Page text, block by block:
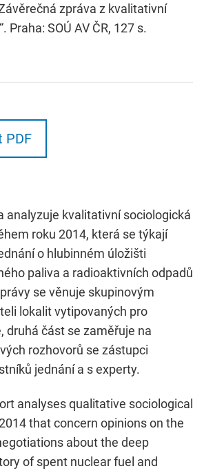
zpráva z kvalitativní
Praha: SOÚ AV ČR, 127 s.
PDF
analyzuje kvalitativní sociologická
roku 2014, která se týkají
o hlubinném úložišti
paliva a radioaktivních odpadů
se věnuje skupinovým
lokalit vytipovaných pro
druhá část se zaměřuje na
rozhovorů se zástupci
jednání a s experty.
analyses qualitative sociological
that concern opinions on the
about the deep
of spent nuclear fuel and